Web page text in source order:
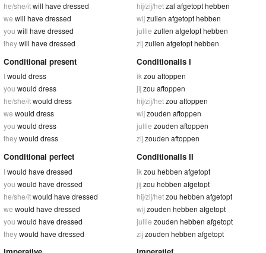
he/she/itwill have dressed
we will have dressed
you will have dressed
theywill have dressed
hij/zij/hetzal afgetopt hebben
wijzullen afgetopt hebben
jullie zullen afgetopt hebben
zijzullen afgetopt hebben
Conditional present
Iwould dress
you would dress
he/she/itwould dress
we would dress
you would dress
theywould dress
Conditionalis I
ik zou aftoppen
jijzou aftoppen
hij/zij/hetzou aftoppen
wijzouden aftoppen
jullie zouden aftoppen
zijzouden aftoppen
Conditional perfect
Iwould have dressed
you would have dressed
he/she/itwould have dressed
we would have dressed
you would have dressed
theywould have dressed
Conditionalis II
ik zou hebben afgetopt
jijzou hebben afgetopt
hij/zij/hetzou hebben afgetopt
wijzouden hebben afgetopt
jullie zouden hebben afgetopt
zijzouden hebben afgetopt